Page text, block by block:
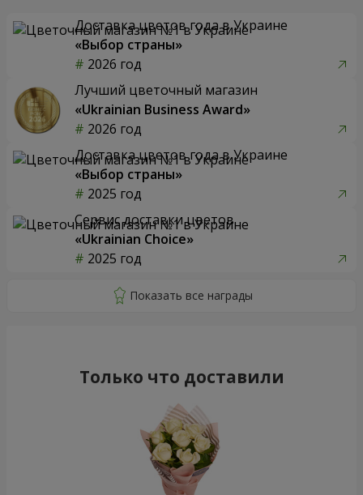
Доставка цветов года в Украине
«Выбор страны»
2026 год
Лучший цветочный магазин
«Ukrainian Business Award»
2026 год
Доставка цветов года в Украине
«Выбор страны»
2025 год
Сервис доставки цветов
«Ukrainian Choice»
2025 год
Только что доставили